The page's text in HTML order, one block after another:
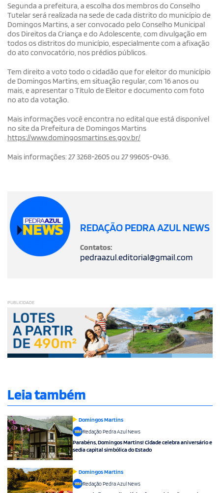
Segunda a prefeitura, a escolha dos membros do Conselho
Tutelar será realizada na sede de cada distrito do município de
Domingos Martins, a ser convocado pelo Conselho Municipal
dos Direitos da Criança e do Adolescente, com divulgação em
todos os distritos do município, especialmente com a afixação
do ato convocatório, nos prédios públicos.
Tem direito a voto todo o cidadão que for eleitor do município
de Domingos Martins, em situação regular, com 16 anos ou
mais, e apresentar o Título de Eleitor e documento com foto
no ato da votação.
Mais informações você encontra no edital que está disponível
no site da Prefeitura de Domingos Martins
https://www.domingosmartins.es.gov.br/
Mais informações: 27 3268-2605 ou 27 99605-0436.
REDAÇÃO PEDRA AZUL NEWS
Contatos:
pedraazul.editorial@gmail.com
PUBLICIDADE
Leia também
Domingos Martins
Redação Pedra Azul News
Parabéns, Domingos Martins! Cidade celebra aniversário e
sedia capital simbólica do Estado
Domingos Martins
Redação Pedra Azul News